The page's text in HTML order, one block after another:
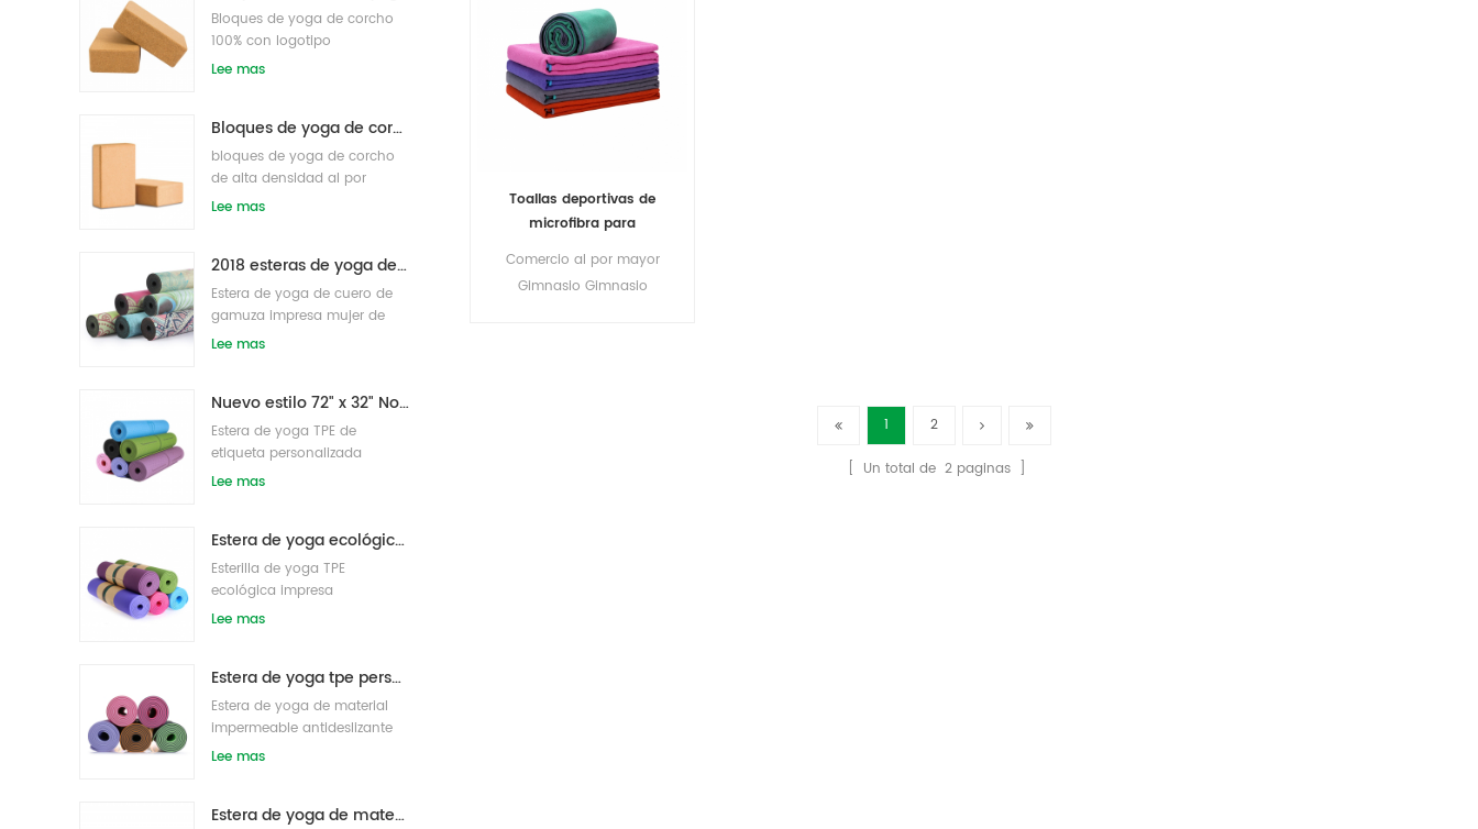
Bloques de yoga de corcho
100% con logotipo
personalizado OEM de alta
Lee mas
Bloques de yoga de corcho natural 4 x 6 x 9 pulgadas Ladrillos antideslizantes naturales al por mayor
bloques de yoga de corcho
de alta densidad al por
mayor
Lee mas
2018 esteras de yoga de gamuza impresas personalizadas de caucho natural de moda al por mayor
Estera de yoga de cuero de
gamuza impresa mujer de
goma natural ecológica
Lee mas
Nuevo estilo 72" x 32" No tóxico, sin látex, sin PVC - Esterilla de yoga 100% TPE
Estera de yoga TPE de
etiqueta personalizada
antideslizante de alta
Lee mas
Estera de yoga ecológica patentada no tóxica TPE al por mayor de China
Esterilla de yoga TPE
ecológica impresa
personalizada
Lee mas
Estera de yoga tpe personalizada de alta calidad de gran oferta de china
Estera de yoga de material
impermeable antideslizante
tpe respetuosa con el medio
Lee mas
Estera de yoga de material impermeable antideslizante TPE respetuosa con el medio ambiente al por mayor
Toallas deportivas de
microfibra para
caliente, antideslizante,
en stock
Comercio al por mayor
Gimnasio Gimnasio
1 2
[ Un total de 2 paginas ]